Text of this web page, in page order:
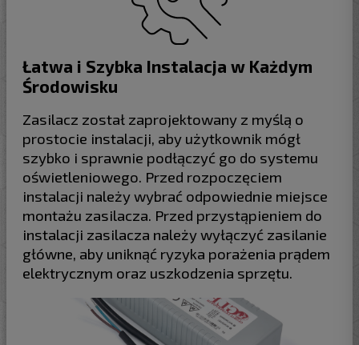
Łatwa i Szybka Instalacja w Każdym
Środowisku
Zasilacz został zaprojektowany z myślą o
prostocie instalacji, aby użytkownik mógł
szybko i sprawnie podłączyć go do systemu
oświetleniowego. Przed rozpoczęciem
instalacji należy wybrać odpowiednie miejsce
montażu zasilacza. Przed przystąpieniem do
instalacji zasilacza należy wyłączyć zasilanie
główne, aby uniknąć ryzyka porażenia prądem
elektrycznym oraz uszkodzenia sprzętu.